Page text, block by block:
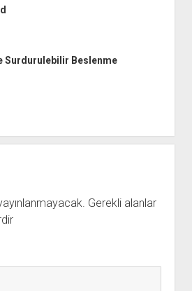
Surdurulebilir Beslenme
Gerekli alanlar